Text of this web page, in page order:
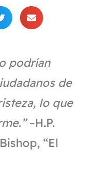
podrían
de
lo que
–H.P.
“El